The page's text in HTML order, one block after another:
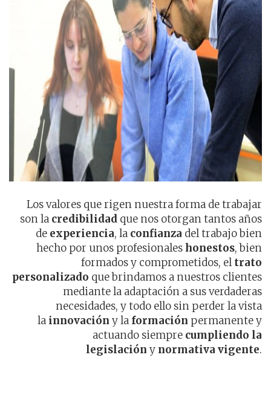
Los valores que rigen nuestra forma de trabajar
son la credibilidad que nos otorgan tantos años
de experiencia, la confianza del trabajo bien
hecho por unos profesionaleshonestos, bien
formados y comprometidos, eltrato
personalizado que brindamos a nuestros clientes
mediante la adaptación a sus verdaderas
necesidades, y todo ello sin perder la vista
la innovación y la formación permanente y
actuando siempre cumpliendo la
legislación y normativa vigente.